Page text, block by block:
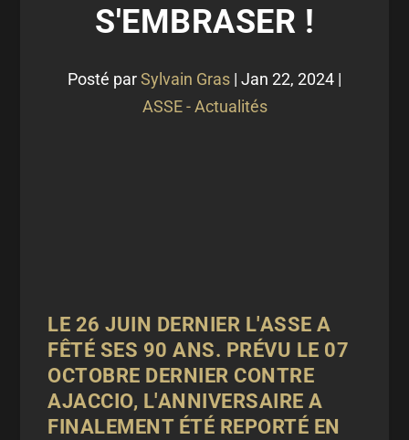
S'EMBRASER !
Posté parSylvain Gras | Jan 22, 2024 |
ASSE - Actualités
LE 26 JUIN DERNIER L'ASSE A
FÊTÉ SES 90 ANS. PRÉVU LE 07
OCTOBRE DERNIER CONTRE
AJACCIO, L'ANNIVERSAIRE A
FINALEMENT ÉTÉ REPORTÉ EN